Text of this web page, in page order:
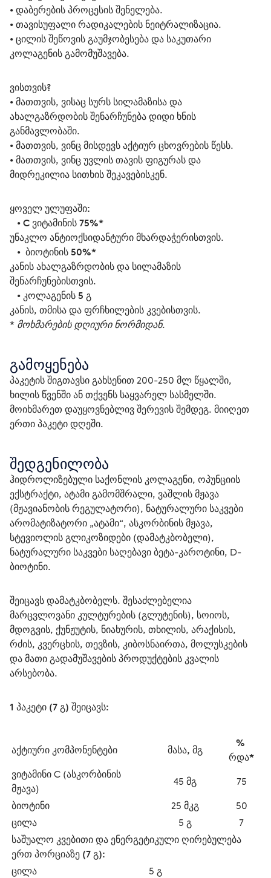
• დაბერების პროცესის შენელება.
• თავისუფალი რადიკალების ნეიტრალიზაცია.
• ცილის შეწოვის გაუმჯობესება და საკუთარი
კოლაგენის გამომუშავება.
ვისთვის?
• მათთვის, ვისაც სურს სილამაზისა და
ახალგაზრდობის შენარჩუნება დიდი ხნის
განმავლობაში.
• მათთვის, ვინც მისდევს აქტიურ ცხოვრების წესს.
• მათთვის, ვინც უვლის თავის ფიგურას და
მიდრეკილია სითხის შეკავებისკენ.
ყოველ ულუფაში:
• C ვიტამინის 75%*
უნაკლო ანტიოქსიდანტური მხარდაჭერისთვის.
• ბიოტინის 50%*
კანის ახალგაზრდობის და სილამაზის
შენარჩუნებისთვის.
• კოლაგენის 5 გ
კანის, თმისა და ფრჩხილების კვებისთვის.
* მოხმარების დღიური ნორმიდან.
გამოყენება
პაკეტის შიგთავსი გახსენით 200-250 მლ წყალში,
ხილის წვენში ან თქვენს საყვარელ სასმელში.
მოიხმარეთ დაუყოვნებლივ შერევის შემდეგ. მიიღეთ
ერთი პაკეტი დღეში.
შედგენილობა
ჰიდროლიზებული საქონლის კოლაგენი, ოპუნციის
ექსტრაქტი, ატამი გამომშრალი, ვაშლის მჟავა
(მჟავიანობის რეგულატორი), ნატურალური საკვები
არომატიზატორი „ატამი“, ასკორბინის მჟავა,
სტევიოლის გლიკოზიდები (დამატკბობელი),
ნატურალური საკვები საღებავი ბეტა-კაროტინი, D-
ბიოტინი.
შეიცავს დამატკბობელს. შესაძლებელია
მარცვლოვანი კულტურების (გლუტენის), სოიოს,
მდოგვის, ქუნჟუტის, ნიახურის, თხილის, არაქისის,
რძის, კვერცხის, თევზის, კიბოსნაირთა, მოლუსკების
და მათი გადამუშავების პროდუქტების კვალის
არსებობა.
1 პაკეტი (7 გ) შეიცავს:
აქტიური კომპონენტები მასა, მგ
%
რდა*
ვიტამინი С (ასკორბინის
მჟავა)
45 მგ
75
ბიოტინი
25 მკგ
50
ცილა
5 გ
7
საშუალო კვებითი და ენერგეტიკული ღირებულება
ერთ პორციაზე (7 გ):
ცილა
5 გ